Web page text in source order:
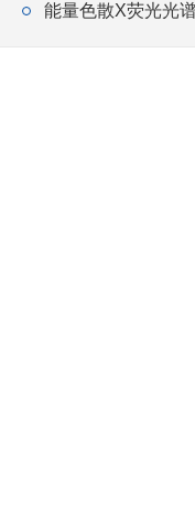
能量色散X荧光光